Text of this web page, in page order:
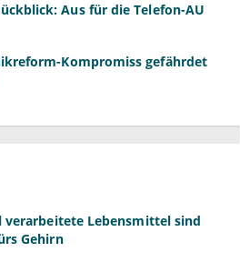
Aus für die Telefon-AU
Kompromiss gefährdet
Lebensmittel sind
Gehirn